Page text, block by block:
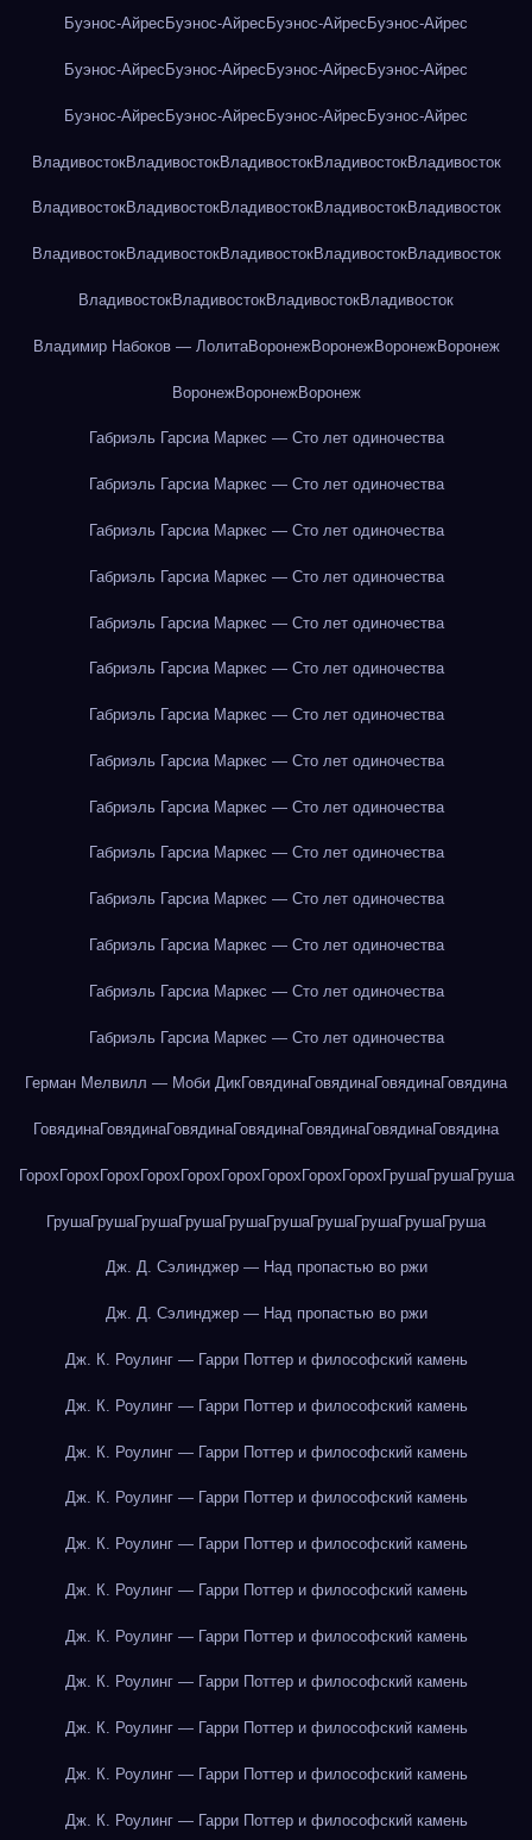
Буэнос-Айрес Буэнос-Айрес Буэнос-Айрес Буэнос-Айрес
Буэнос-Айрес Буэнос-Айрес Буэнос-Айрес Буэнос-Айрес
Буэнос-Айрес Буэнос-Айрес Буэнос-Айрес Буэнос-Айрес
ВладивостокВладивостокВладивостокВладивостокВладивосток
ВладивостокВладивостокВладивостокВладивостокВладивосток
ВладивостокВладивостокВладивостокВладивостокВладивосток
ВладивостокВладивостокВладивостокВладивосток
Владимир Набоков — ЛолитаВоронежВоронежВоронежВоронеж
ВоронежВоронежВоронеж
Габриэль Гарсиа Маркес — Сто лет одиночества
Габриэль Гарсиа Маркес — Сто лет одиночества
Габриэль Гарсиа Маркес — Сто лет одиночества
Габриэль Гарсиа Маркес — Сто лет одиночества
Габриэль Гарсиа Маркес — Сто лет одиночества
Габриэль Гарсиа Маркес — Сто лет одиночества
Габриэль Гарсиа Маркес — Сто лет одиночества
Габриэль Гарсиа Маркес — Сто лет одиночества
Габриэль Гарсиа Маркес — Сто лет одиночества
Габриэль Гарсиа Маркес — Сто лет одиночества
Габриэль Гарсиа Маркес — Сто лет одиночества
Габриэль Гарсиа Маркес — Сто лет одиночества
Габриэль Гарсиа Маркес — Сто лет одиночества
Габриэль Гарсиа Маркес — Сто лет одиночества
Герман Мелвилл — Моби ДикГовядинаГовядинаГовядинаГовядина
ГовядинаГовядинаГовядинаГовядинаГовядинаГовядинаГовядина
Горох Горох Горох Горох Горох Горох Горох Горох Горох ГрушаГрушаГруша
ГрушаГрушаГрушаГрушаГрушаГрушаГрушаГрушаГрушаГруша
Дж. Д. Сэлинджер — Над пропастью во ржи
Дж. Д. Сэлинджер — Над пропастью во ржи
Дж. К. Роулинг — Гарри Поттер и философский камень
Дж. К. Роулинг — Гарри Поттер и философский камень
Дж. К. Роулинг — Гарри Поттер и философский камень
Дж. К. Роулинг — Гарри Поттер и философский камень
Дж. К. Роулинг — Гарри Поттер и философский камень
Дж. К. Роулинг — Гарри Поттер и философский камень
Дж. К. Роулинг — Гарри Поттер и философский камень
Дж. К. Роулинг — Гарри Поттер и философский камень
Дж. К. Роулинг — Гарри Поттер и философский камень
Дж. К. Роулинг — Гарри Поттер и философский камень
Дж. К. Роулинг — Гарри Поттер и философский камень